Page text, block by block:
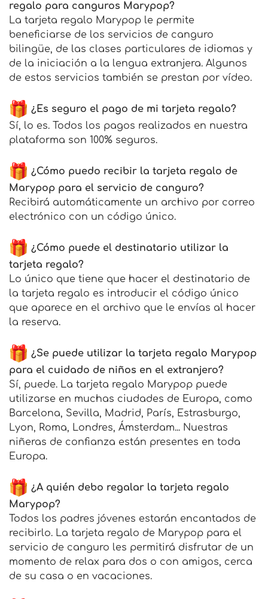
regalo para canguros Marypop?
La tarjeta regalo Marypop le permite
beneficiarse de los servicios de canguro
bilingüe, de las clases particulares de idiomas y
de la iniciación a la lengua extranjera. Algunos
de estos servicios también se prestan por vídeo.
¿Es seguro el pago de mi tarjeta regalo?
Sí, lo es. Todos los pagos realizados en nuestra
plataforma son 100% seguros.
¿Cómo puedo recibir la tarjeta regalo de
Marypop para el servicio de canguro?
Recibirá automáticamente un archivo por correo
electrónico con un código único.
¿Cómo puede el destinatario utilizar la
tarjeta regalo?
Lo único que tiene que hacer el destinatario de
la tarjeta regalo es introducir el código único
que aparece en el archivo que le envías al hacer
la reserva.
¿Se puede utilizar la tarjeta regalo Marypop
para el cuidado de niños en el extranjero?
Sí, puede. La tarjeta regalo Marypop puede
utilizarse en muchas ciudades de Europa, como
Barcelona, Sevilla, Madrid, París, Estrasburgo,
Lyon, Roma, Londres, Ámsterdam... Nuestras
niñeras de confianza están presentes en toda
Europa.
¿A quién debo regalar la tarjeta regalo
Marypop?
Todos los padres jóvenes estarán encantados de
recibirlo. La tarjeta regalo de Marypop para el
servicio de canguro les permitirá disfrutar de un
momento de relax para dos o con amigos, cerca
de su casa o en vacaciones.